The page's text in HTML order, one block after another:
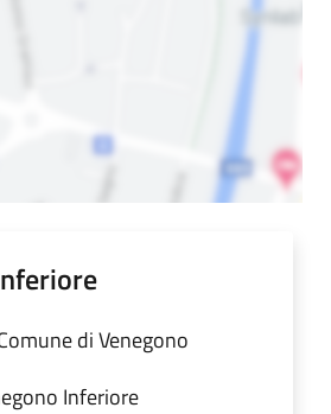
di Venegono
Inferiore